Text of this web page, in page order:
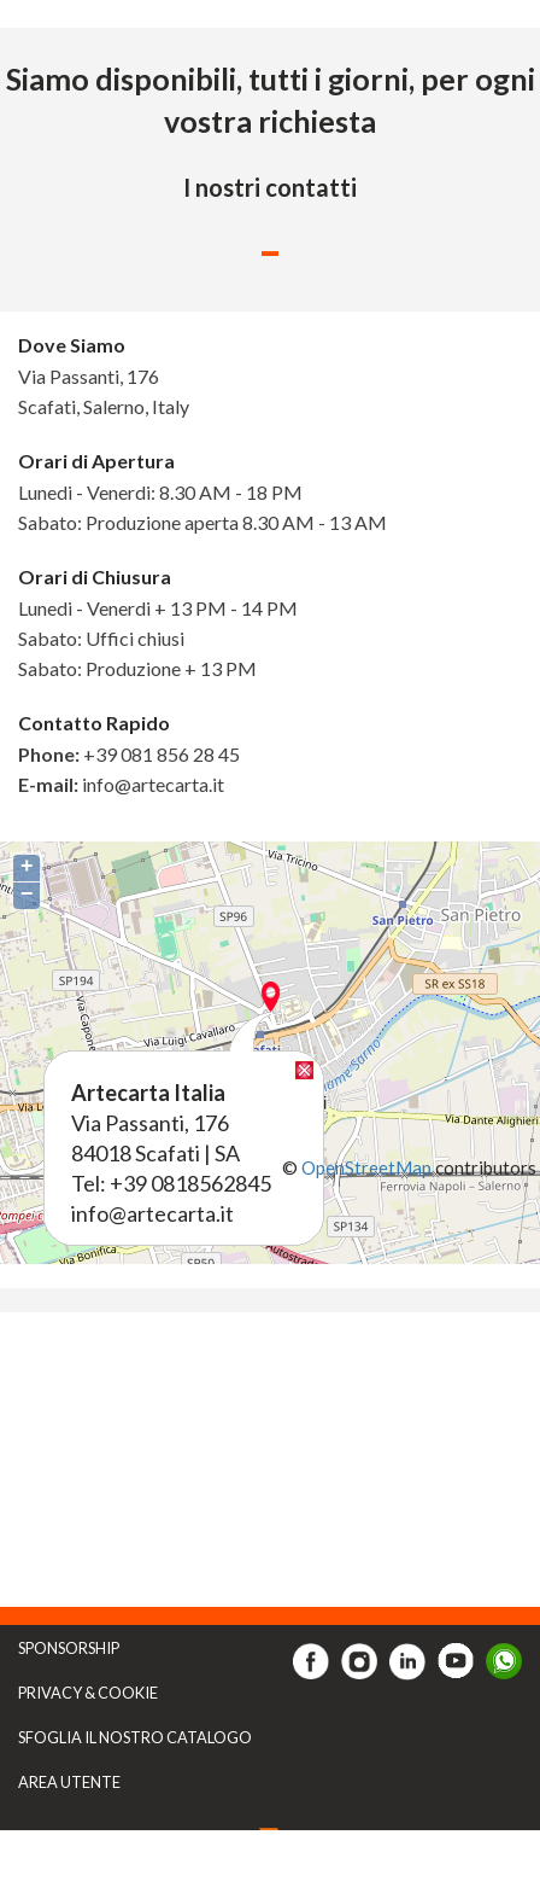
Siamo disponibili, tutti i giorni, per ogni
vostra richiesta
I nostri contatti
-
Dove Siamo
Via Passanti, 176
Scafati, Salerno, Italy
Orari di Apertura
Lunedi - Venerdi: 8.30 AM - 18 PM
Sabato: Produzione aperta 8.30 AM - 13 AM
Orari di Chiusura
Lunedi - Venerdi + 13 PM - 14 PM
Sabato: Uffici chiusi
Sabato: Produzione + 13 PM
Contatto Rapido
Phone: +39 081 856 28 45
E-mail: info@artecarta.it
Artecarta Italia
Via Passanti, 176
84018 Scafati | SA
Tel: +39 0818562845
info@artecarta.it
+
−
© OpenStreetMapcontributors
SPONSORSHIP
PRIVACY & COOKIE
SFOGLIA IL NOSTRO CATALOGO
AREA UTENTE